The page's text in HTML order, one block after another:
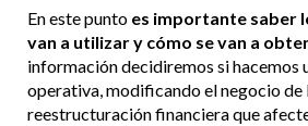
En este punto es importante saber
van a utilizar y cómo se van a
información decidiremos si hacemos
operativa, modificando el negocio de
reestructuración financiera que